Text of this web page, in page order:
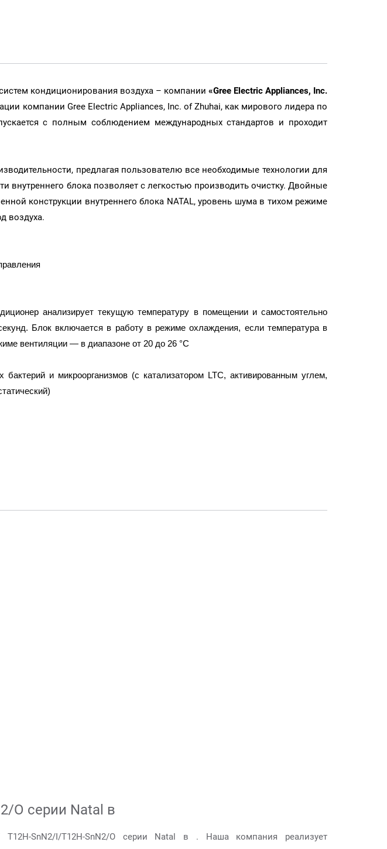
кондиционирования воздуха – компании «Gree Electric Appliances, Inc.
компании Gree Electric Appliances, Inc. of Zhuhai, как мирового лидера по
с полным соблюдением международных стандартов и проходит
предлагая пользователю все необходимые технологии для
блока позволяет с легкостью производить очистку. Двойные
конструкции внутреннего блока NATAL, уровень шума в тихом режиме
воздуха.
анализирует текущую температуру в помещении и самостоятельно
Блок включается в работу в режиме охлаждения, если температура в
вентиляции — в диапазоне от 20 до 26 °С
и микроорганизмов (с катализатором LTC, активированным углем,
O серии Natal в
SnN2/I/T12H-SnN2/O серии Natal в . Наша компания реализует